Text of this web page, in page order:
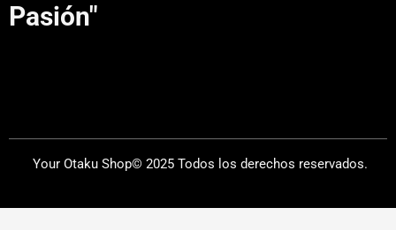
Pasión"
Your Otaku Shop© 2025 Todos los derechos reservados.